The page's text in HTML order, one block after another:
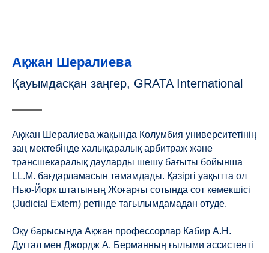
Ақжан Шералиева
Қауымдасқан заңгер, GRATA International
Ақжан Шералиева жақында Колумбия университетінің
заң мектебінде халықаралық арбитраж және
трансшекаралық дауларды шешу бағыты бойынша
LL.M. бағдарламасын тәмамдады. Қазіргі уақытта ол
Нью-Йорк штатының Жоғарғы сотында сот көмекшісі
(Judicial Extern) ретінде тағылымдамадан өтуде.
Оқу барысында Ақжан профессорлар Кабир А.Н.
Дуггал мен Джордж А. Берманның ғылыми ассистенті